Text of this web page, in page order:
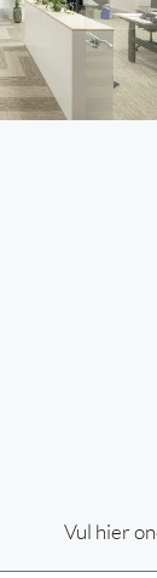
Vul hier